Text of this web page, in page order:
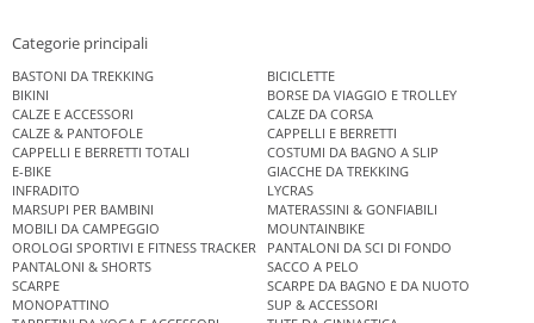
Categorie principali
BASTONI DA TREKKING
BICICLETTE
BIKINI
BORSE DA VIAGGIO E TROLLEY
CALZE E ACCESSORI
CALZE DA CORSA
CALZE & PANTOFOLE
CAPPELLI E BERRETTI
CAPPELLI E BERRETTI TOTALI
COSTUMI DA BAGNO A SLIP
E-BIKE
GIACCHE DA TREKKING
INFRADITO
LYCRAS
MARSUPI PER BAMBINI
MATERASSINI & GONFIABILI
MOBILI DA CAMPEGGIO
MOUNTAINBIKE
OROLOGI SPORTIVI E FITNESS TRACKER
PANTALONI DA SCI DI FONDO
PANTALONI & SHORTS
SACCO A PELO
SCARPE
SCARPE DA BAGNO E DA NUOTO
MONOPATTINO
SUP & ACCESSORI